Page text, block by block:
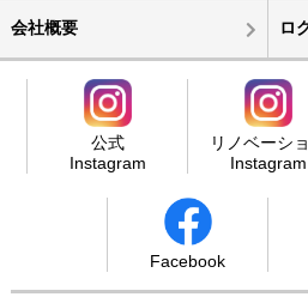
会社概要 ロ
公式
Instagram
リノベーシ
Instagram
Facebook